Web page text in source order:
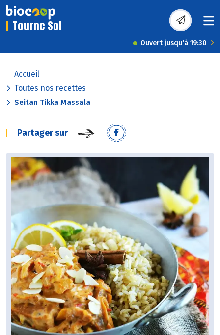
Tourne Sol
Ouvert jusqu'à 19:30
Accueil
Toutes nos recettes
Seitan Tikka Massala
Partager sur